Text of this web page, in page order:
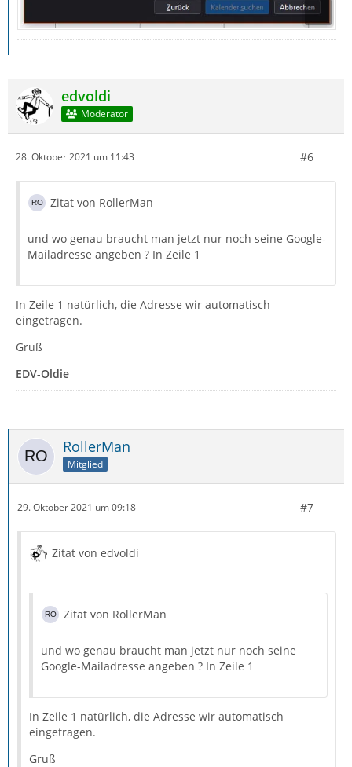
edvoldi
Moderator
28. Oktober 2021 um 11:43 #6
Zitat von RollerMan
und wo genau braucht man jetzt nur noch seine Google-
Mailadresse angeben ? In Zeile 1
In Zeile 1 natürlich, die Adresse wir automatisch
eingetragen.
Gruß
EDV-Oldie
RollerMan
Mitglied
29. Oktober 2021 um 09:18 #7
Zitat von edvoldi
Zitat von RollerMan
und wo genau braucht man jetzt nur noch seine
Google-Mailadresse angeben ? In Zeile 1
In Zeile 1 natürlich, die Adresse wir automatisch
eingetragen.
Gruß